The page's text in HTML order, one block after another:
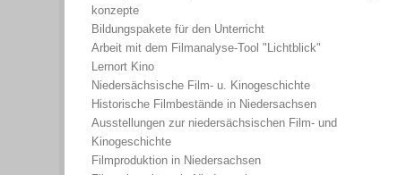
konzepte
Bildungspakete für den Unterricht
Arbeit mit dem Filmanalyse-Tool "Lichtblick"
Lernort Kino
Niedersächsische Film- u. Kinogeschichte
Historische Filmbestände in Niedersachsen
Ausstellungen zur niedersächsischen Film- und
Kinogeschichte
Filmproduktion in Niedersachsen